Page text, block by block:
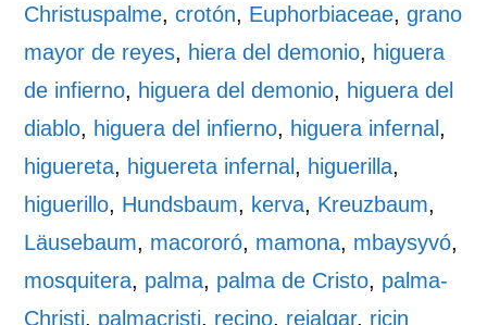
Christuspalme,crotón, Euphorbiaceae,grano
mayor de reyes, hiera del demonio, higuera
de infierno, higuera del demonio, higuera del
diablo, higuera del infierno, higuera infernal ,
higuereta, higuereta infernal , higuerilla,
higuerillo, Hundsbaum, kerva, Kreuzbaum,
Läusebaum, macororó, mamona, mbaysyvó,
mosquitera, palma, palma de Cristo, palma-
Christi, palmacristi, recino, rejalgar, ricin